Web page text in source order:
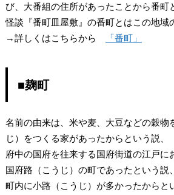
び、大番組の住所があったことから番町
怪談『番町皿屋敷』の番町とはこの地域
→詳しくはこちらから
「番町」
■麹町
名前の由来は、米や麦、大豆などの穀物
じ）をつくる家があったからという説、
府中の国府を往来する国府街道の江戸に
国府路（こうじ）の町であったという説、
町内に小路（こうじ）が多かったからと